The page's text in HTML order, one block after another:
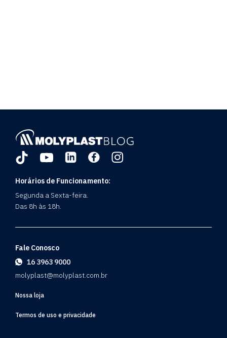
Horários de Funcionamento:
Segunda a Sexta-feira.
Das 8h às 18h.
Nossa loja
Termos de uso e privacidade
Fale Conosco
16 3963 9000
molyplast@molyplast.com.br